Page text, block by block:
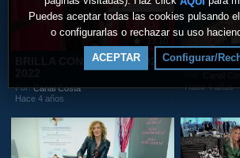
Puedes aceptar todas las cookies pulsando
o configurarlas o rechazar su uso
ACEPTAR Configurar/
BRILLA CON LAURA 20-02-
Por:Canal Costa
Hace 4 años
Hace 4 años